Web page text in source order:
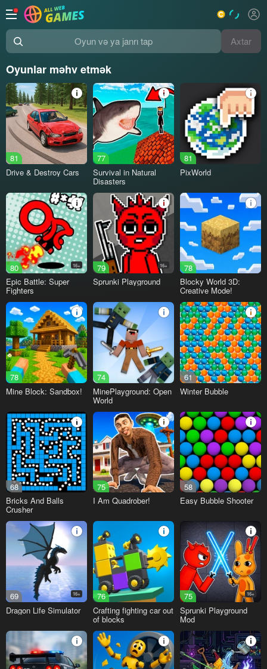
Oyun və ya janrı tap Axtar
Oyunlar məhv etmək
81
Drive & Destroy Cars
77
Survival in Natural
Disasters
81
PixWorld
80 16+
Epic Battle: Super
Fighters
79 16+
Sprunki Playground
78
Blocky World 3D:
Creative Mode!
78
Mine Block: Sandbox!
74
MinePlayground: Open
World
61
Winter Bubble
68
Bricks And Balls
Crusher
75
I Am Quadrober!
58
Easy Bubble Shooter
69 16+
Dragon Life Simulator
76
Crafting fighting car out
of blocks
75 16+
Sprunki Playground
Mod